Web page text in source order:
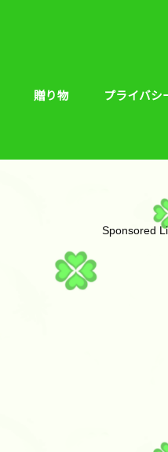
贈り物 プライバシ
Sponsored